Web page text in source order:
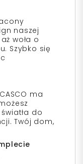
naszej
woła o
Szybko się
ma
do
Twój dom,